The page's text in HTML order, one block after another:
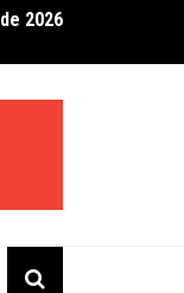
que revela novos
2026